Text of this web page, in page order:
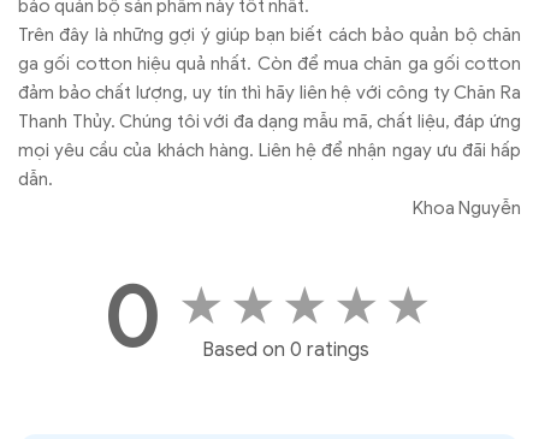
Tác giả:Content Publisher
Cập nhập tin tức mới nhất về Chăn Ra Gối Đệm
và các thông tin ưu đãi mua hàng từ Chăn Ra
Thanh Thủy
Theo dõi chúng tôi trên các